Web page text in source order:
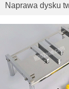
Naprawa dysku